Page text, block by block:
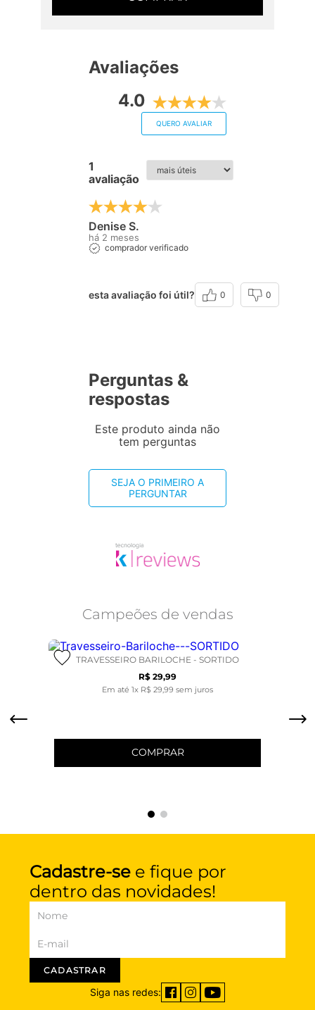
Avaliações
4.0
QUERO AVALIAR
1
avaliação
Denise S.
há 2 meses
comprador verificado
esta avaliação foi útil? 0 0
Perguntas &
respostas
Este produto ainda não
tem perguntas
SEJA O PRIMEIRO A
PERGUNTAR
Campeões de vendas
TRAVESSEIRO BARILOCHE - SORTIDO
R$ 29,99
Em até 1x R$ 29 99 sem juros
COMPRAR
Cadastre-se e fique por
dentro das novidades!
CADASTRAR
Siga nas redes: